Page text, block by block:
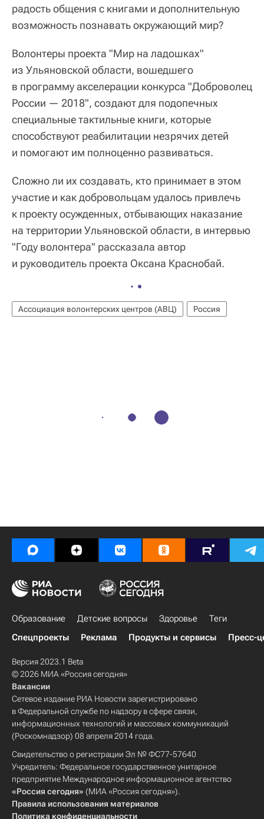
радость общения с книгами и дополнительную
возможность познавать окружающий мир?
Волонтеры проекта "Мир на ладошках"
из Ульяновской области, вошедшего
в программу акселерации конкурса "Доброволец
России — 2018", создают для подопечных
специальные тактильные книги, которые
способствуют реабилитации незрячих детей
и помогают им полноценно развиваться.
Сложно ли их создавать, кто принимает в этом
участие и как добровольцам удалось привлечь
к проекту осужденных, отбывающих наказание
на территории Ульяновской области, в интервью
"Году волонтера" рассказала автор
и руководитель проекта Оксана Краснобай.
Ассоциация волонтерских центров (АВЦ) Россия
Образование Детские вопросы Здоровье
Теги
Спецпроекты
Реклама Продукты и сервисы Пресс-
Версия 2023.1 Beta
© 2026 МИА «Россия сегодня»
Вакансии
Сетевое издание РИА Новости зарегистрировано
в Федеральной службе по надзору в сфере связи,
информационных технологий и массовых коммуникаций
(Роскомнадзор) 08 апреля 2014 года.
Свидетельство о регистрации Эл № ФС77-57640
Учредитель: Федеральное государственное унитарное
предприятие Международное информационное агентство
«Россия сегодня» (МИА «Россия сегодня»).
Правила использования материалов
Политика конфиденциальности